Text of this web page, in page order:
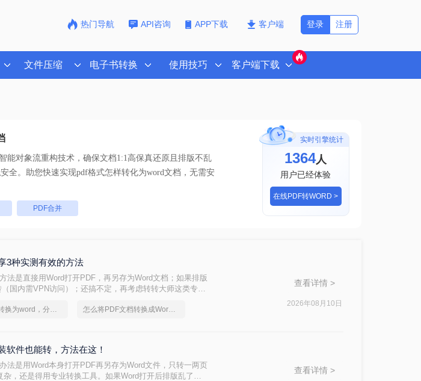
热门导航 API咨询 APP下载 客户端 注册
登录
文件压缩 电子书转换 使用技巧 客户端下载
能对象流重构技术，确保文档1:1高保真还原且排版不乱
保障隐私安全。助您快速实现pdf格式怎样转化为word文档 ，无需安
PDF合并
实时引擎统计
1364人
用户已经体验
在线PDF转WORD >
3种实测有效的方法
法是直接用Word打开PDF，再另存为Word文档；如果排版
国内需VPN访问）；还搞不定，再考虑转转大师这类专业
如何将pdf转换为word，分享一种简单的方法 怎么将PDF文档转换成Word文档，有什么快速的方法
查看详情 >
2026年08月10日
软件也能转，方法在这！
法是用Word本身打开PDF再另存为Word文件，只转一两页
，还是得用专业转换工具。如果Word打开后排版乱了，
查看详情 >